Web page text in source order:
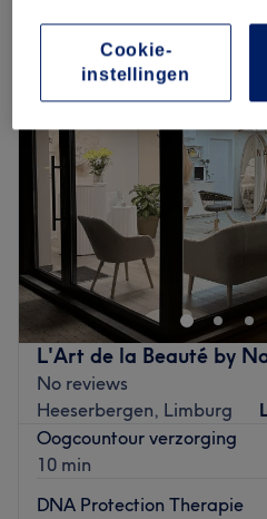
L'Art de la Beauté by
No reviews
Heeserbergen, Limburg
Oogcountour verzorging
10 min
DNA Protection Therapie
Cookie-
instellingen